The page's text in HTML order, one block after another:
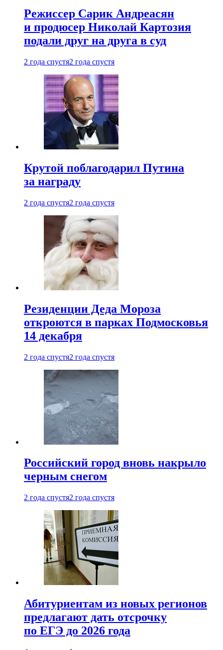
Режиссер Сарик Андреасян
и продюсер Николай Картозия
подали друг на друга в суд
2 года спустя2 года спустя
Крутой поблагодарил Путина
за награду
2 года спустя2 года спустя
Резиденции Деда Мороза
откроются в парках Подмосковья
14 декабря
2 года спустя2 года спустя
Российский город вновь накрыло
черным снегом
2 года спустя2 года спустя
Абитуриентам из новых регионов
предлагают дать отсрочку
по ЕГЭ до 2026 года